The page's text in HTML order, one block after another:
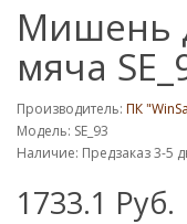
Мишень
мяча
Производитель: ПК
Модель: SE_93
Наличие: Предзаказ 3-5
1733.1 Руб.